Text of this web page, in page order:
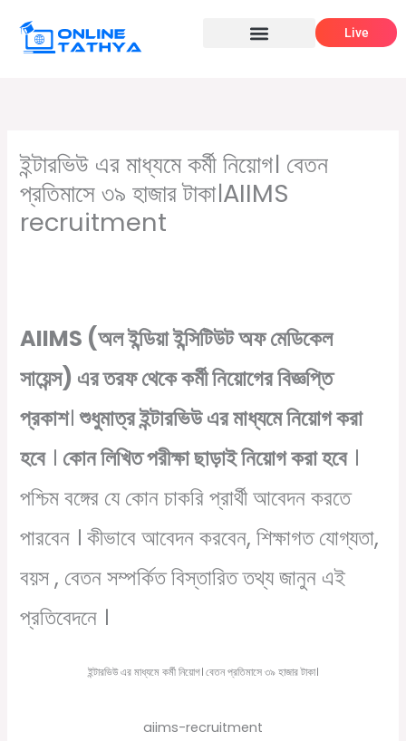
Live
ইন্টারভিউ এর মাধ্যমে কর্মী নিয়োগ। বেতন
প্রতিমাসে ৩৯ হাজার টাকা।AIIMS
recruitment
AIIMS (অল ইন্ডিয়া ইন্সিটিউট অফ মেডিকেল
সায়েন্স) এর তরফ থেকে কর্মী নিয়োগের বিজ্ঞপ্তি
প্রকাশ।শুধুমাত্র ইন্টারভিউ এর মাধ্যমে নিয়োগ করা
হবে। কোন লিখিত পরীক্ষা ছাড়াই নিয়োগ করা হবে।
পশ্চিম বঙ্গের যে কোন চাকরি প্রার্থী আবেদন করতে
পারবেন । কীভাবে আবেদন করবেন, শিক্ষাগত যোগ্যতা,
বয়স , বেতন সম্পর্কিত বিস্তারিত তথ্য জানুন এই
প্রতিবেদনে ।
ইন্টারভিউ এর মাধ্যমে কর্মী নিয়োগ। বেতন প্রতিমাসে ৩৯ হাজার টাকা।
aiims-recruitment